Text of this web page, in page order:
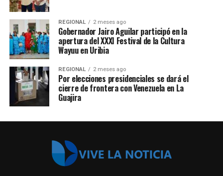
REGIONAL 2 meses ago
Gobernador Jairo Aguilar participó en la
apertura del XXXI Festival de la Cultura
Wayuu en Uribia
REGIONAL 2 meses ago
Por elecciones presidenciales se dará el
cierre de frontera con Venezuela en La
Guajira